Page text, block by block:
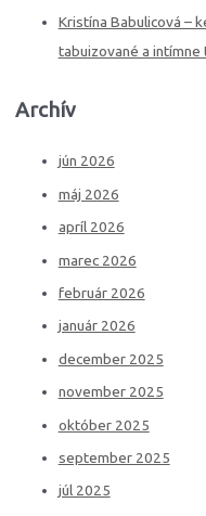
Kristína Babulicová –
tabuizované a intímne
Archív
jún 2026
máj 2026
apríl 2026
marec 2026
február 2026
január 2026
december 2025
november 2025
október 2025
september 2025
júl 2025